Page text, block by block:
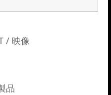
/ 映像
品